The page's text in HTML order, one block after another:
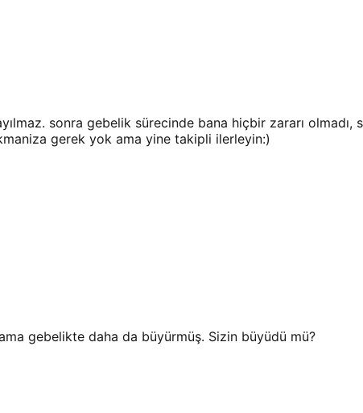
sonra gebelik sürecinde bana hiçbir zararı
gerek yok ama yine takipli ilerleyin:)
gebelikte daha da büyürmüş. Sizin büyüdü mü?